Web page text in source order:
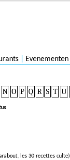
Evenementen
N O P Q R S T U
les 30 recettes culte)